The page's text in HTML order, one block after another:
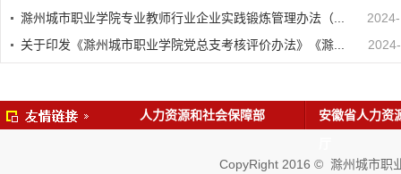
滁州城市职业学院专业教师行业企业实践锻炼管理办法（...
关于印发《滁州城市职业学院党总支考核评价办法》《滁...
人力资源和社会保障部
安徽省人力资
CopyRight 2016 © 滁州城市职